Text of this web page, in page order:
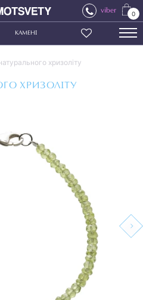
viber 0
КАМЕНІ
хризоліту
ХРИЗОЛІТУ